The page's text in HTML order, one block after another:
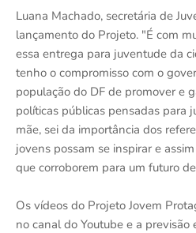
Luana Machado, secretária de
lançamento do Projeto. "É com
essa entrega para juventude da
tenho o compromisso com o
população do DF de promover e
políticas públicas pensadas para
mãe, sei da importância dos
jovens possam se inspirar e
que corroborem para um futuro
Os vídeos do Projeto Jovem
no canal do Youtube e a